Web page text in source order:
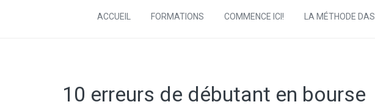
ACCUEIL FORMATIONS COMMENCE ICI! LA MÉTHODE DAS
10 erreurs de débutant en bourse